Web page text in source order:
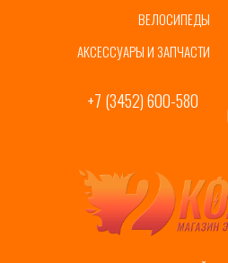
АКСЕССУАРЫ И ЗАПЧАСТИ
+7 (3452) 600-580
ВЕЛОСИПЕДЫ